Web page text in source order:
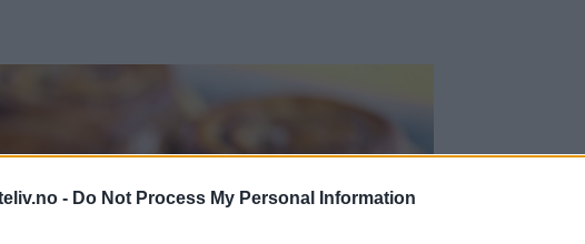
- Do Not Process My Personal Information